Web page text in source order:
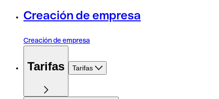
Creación de empresa
Creación de empresa
Tarifas Tarifas